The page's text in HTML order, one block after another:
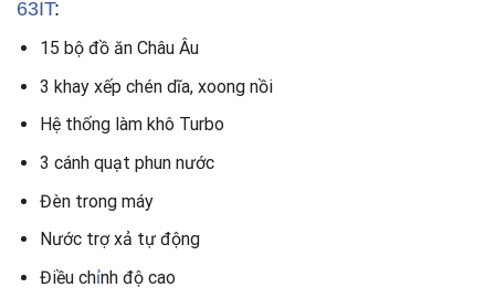
63IT:
15 bộ đồ ăn Châu Âu
3 khay xếp chén dĩa, xoong nồi
Hệ thống làm khô Turbo
3 cánh quạt phun nước
Đèn trong máy
Nước trợ xả tự động
Điều chỉnh độ cao